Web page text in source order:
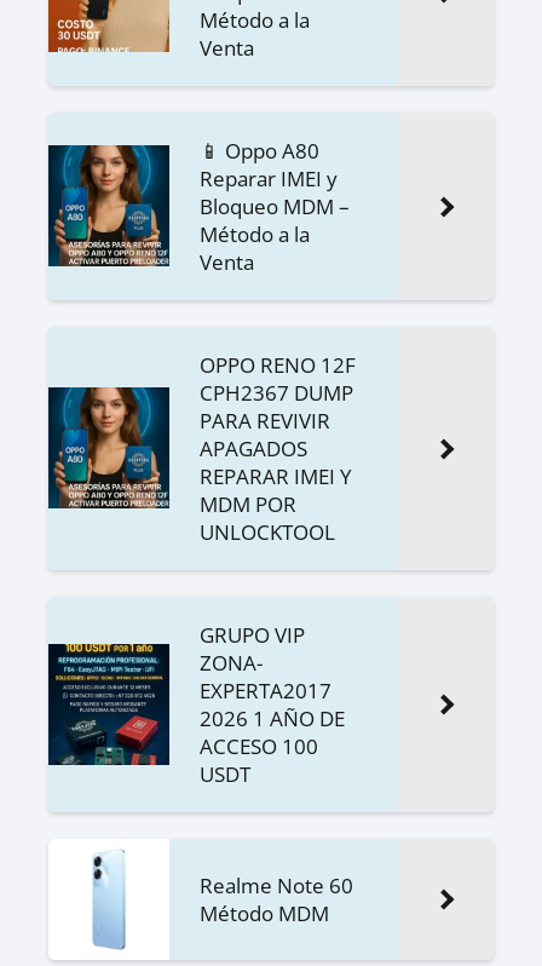
Método a la
Venta
📱 Oppo A80
Reparar IMEI y
Bloqueo MDM –
Método a la
Venta
OPPO RENO 12F
CPH2367 DUMP
PARA REVIVIR
APAGADOS
REPARAR IMEI Y
MDM POR
UNLOCKTOOL
GRUPO VIP
ZONA-
EXPERTA2017
2026 1 AÑO DE
ACCESO 100
USDT
Realme Note 60
Método MDM